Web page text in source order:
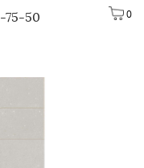
0
75-50